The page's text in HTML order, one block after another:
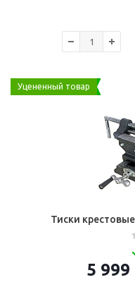
Уцененный товар
5 999